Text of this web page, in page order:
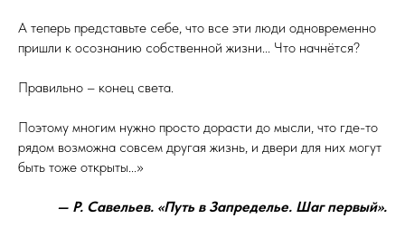
А теперь представьте себе, что все эти люди одновременно
пришли к осознанию собственной жизни... Что начнётся?
Правильно – конец света.
Поэтому многим нужно просто дорасти до мысли, что где-то
рядом возможна совсем другая жизнь, и двери для них могут
быть тоже открыты...»
— Р. Савельев. «Путь в Запределье. Шаг первый».